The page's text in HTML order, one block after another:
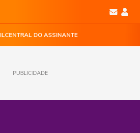
CENTRAL DO ASSINANTE
PUBLICIDADE